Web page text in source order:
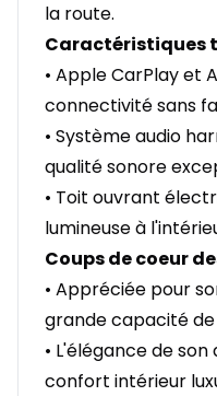
la route.
Caractéristiques
• Apple CarPlay et
connectivité sans
• Système audio
qualité sonore
• Toit ouvrant
lumineuse à
Coups de coeur
• Appréciée pour
grande capacité
• L'élégance de
confort intérieur